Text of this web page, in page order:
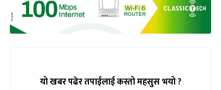
यो खबर पढेर तपाईलाई कस्तो महसुस भयो ?